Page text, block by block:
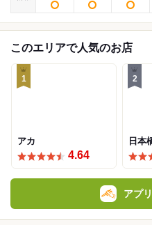
このエリアで人気のお店
1
アカ
4.64
2
日本
アプ